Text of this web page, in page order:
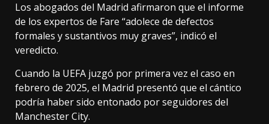
Los abogados del Madrid afirmaron que el informe
de los expertos de Fare “adolece de defectos
formales y sustantivos muy graves”, indicó el
veredicto.
Cuando la UEFA juzgó por primera vez el caso en
febrero de 2025, el Madrid presentó que el cántico
podría haber sido entonado por seguidores del
Manchester City.